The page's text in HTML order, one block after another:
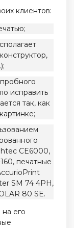
клиентов:
исправить
так, как
CE6000,
печатные
SM 74 4PH,
80 SE.
его